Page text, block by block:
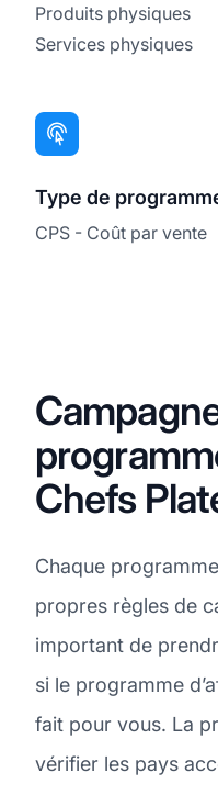
Produits physiques
Services physiques
Type de
CPS - Coût par vente
Chefs
Chaque
propres règles de
important de
si le programme
fait pour vous. La
vérifier les pays